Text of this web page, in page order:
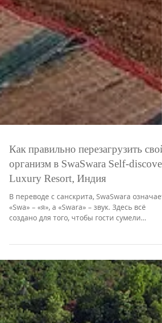
Как правильно перезагрузить свой
организм в SwaSwara Self-
Luxury Resort, Индия
В переводе с санскрита, SwaSwara означает